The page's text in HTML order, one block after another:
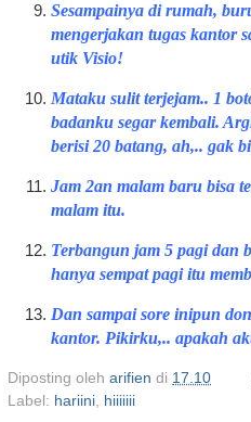
Sesampainya di rumah,
mengerjakan tugas kantor
utik Visio!
Mataku sulit terjejam.. 1
badanku segar kembali.
berisi 20 batang, ah,.. gak
Jam 2an malam baru bisa
malam itu.
Terbangun jam 5 pagi dan
hanya sempat pagi itu
Dan sampai sore inipun
kantor. Pikirku,.. apakah
Diposting oleh arifien di 17.10
Label: hariini hiiiiiii